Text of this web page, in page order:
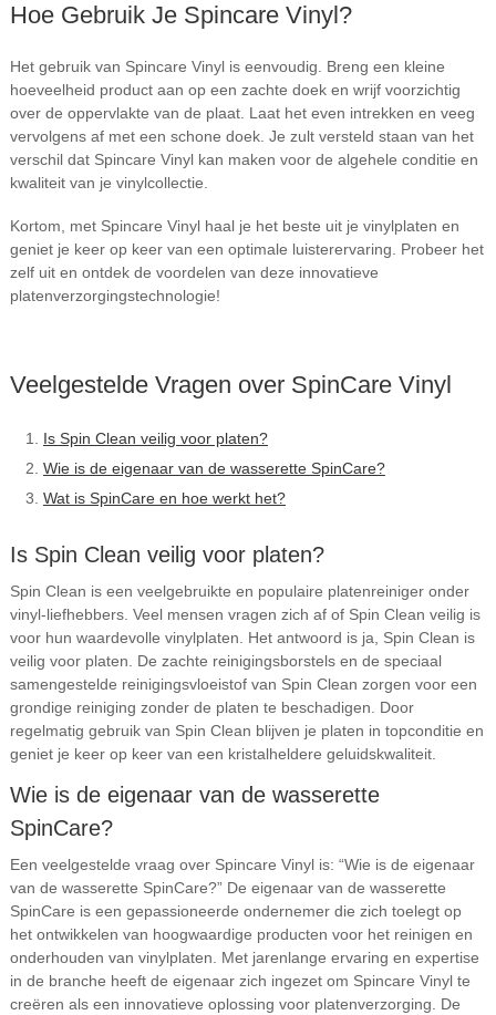
Hoe Gebruik Je Spincare Vinyl?
Het gebruik van Spincare Vinyl is eenvoudig. Breng een kleine
hoeveelheid product aan op een zachte doek en wrijf voorzichtig
over de oppervlakte van de plaat. Laat het even intrekken en veeg
vervolgens af met een schone doek. Je zult versteld staan van het
verschil dat Spincare Vinyl kan maken voor de algehele conditie en
kwaliteit van je vinylcollectie.
Kortom, met Spincare Vinyl haal je het beste uit je vinylplaten en
geniet je keer op keer van een optimale luisterervaring. Probeer het
zelf uit en ontdek de voordelen van deze innovatieve
platenverzorgingstechnologie!
Veelgestelde Vragen over SpinCare Vinyl
Is Spin Clean veilig voor platen?
Wie is de eigenaar van de wasserette SpinCare?
Wat is SpinCare en hoe werkt het?
Is Spin Clean veilig voor platen?
Spin Clean is een veelgebruikte en populaire platenreiniger onder
vinyl-liefhebbers. Veel mensen vragen zich af of Spin Clean veilig is
voor hun waardevolle vinylplaten. Het antwoord is ja, Spin Clean is
veilig voor platen. De zachte reinigingsborstels en de speciaal
samengestelde reinigingsvloeistof van Spin Clean zorgen voor een
grondige reiniging zonder de platen te beschadigen. Door
regelmatig gebruik van Spin Clean blijven je platen in topconditie en
geniet je keer op keer van een kristalheldere geluidskwaliteit.
Wie is de eigenaar van de wasserette
SpinCare?
Een veelgestelde vraag over Spincare Vinyl is: “Wie is de eigenaar
van de wasserette SpinCare?” De eigenaar van de wasserette
SpinCare is een gepassioneerde ondernemer die zich toelegt op
het ontwikkelen van hoogwaardige producten voor het reinigen en
onderhouden van vinylplaten. Met jarenlange ervaring en expertise
in de branche heeft de eigenaar zich ingezet om Spincare Vinyl te
creëren als een innovatieve oplossing voor platenverzorging. De